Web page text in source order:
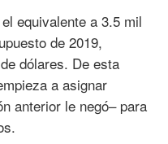
equivalente a 3.5 mil
de 2019,
dólares. De esta
a asignar
anterior le negó– para